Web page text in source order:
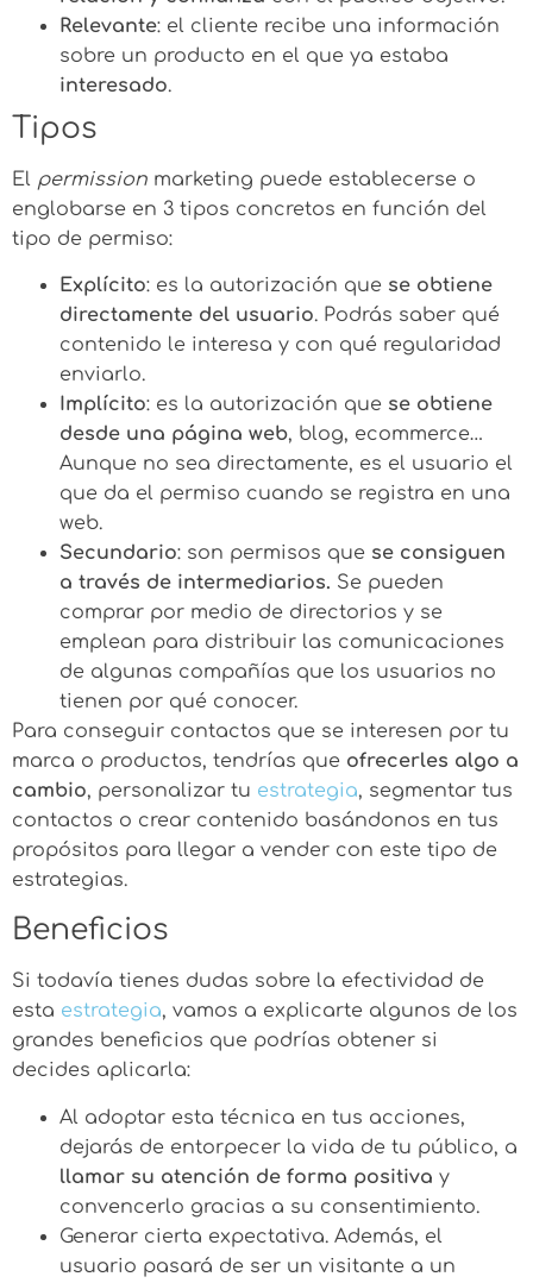
Relevante: el cliente recibe una información
sobre un producto en el que ya estaba
interesado.
Tipos
El permission marketing puede establecerse o
englobarse en 3 tipos concretos en función del
tipo de permiso:
Explícito: es la autorización que se obtiene
directamente del usuario. Podrás saber qué
contenido le interesa y con qué regularidad
enviarlo.
Implícito: es la autorización que se obtiene
desde una página web, blog, ecommerce…
Aunque no sea directamente, es el usuario el
que da el permiso cuando se registra en una
web.
Secundario: son permisos que se consiguen
a través de intermediarios. Se pueden
comprar por medio de directorios y se
emplean para distribuir las comunicaciones
de algunas compañías que los usuarios no
tienen por qué conocer.
Para conseguir contactos que se interesen por tu
marca o productos, tendrías que ofrecerles algo a
cambio, personalizar tu estrategia, segmentar tus
contactos o crear contenido basándonos en tus
propósitos para llegar a vender con este tipo de
estrategias.
Beneficios
Si todavía tienes dudas sobre la efectividad de
esta estrategia, vamos a explicarte algunos de los
grandes beneficios que podrías obtener si
decides aplicarla:
Al adoptar esta técnica en tus acciones,
dejarás de entorpecer la vida de tu público, a
llamar su atención de forma positiva y
convencerlo gracias a su consentimiento.
Generar cierta expectativa. Además, el
usuario pasará de ser un visitante a un